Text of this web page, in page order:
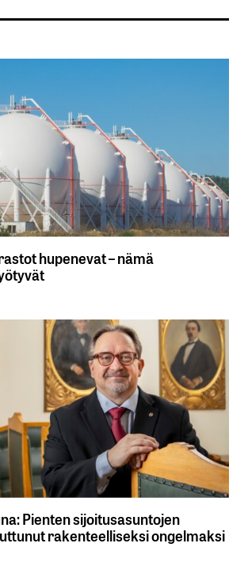
hupenevat – nämä
Pienten sijoitusasuntojen
rakenteelliseksi ongelmaksi